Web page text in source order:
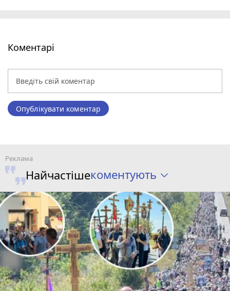
Коментарі
Опублікувати коментар
Найчастішекоментують